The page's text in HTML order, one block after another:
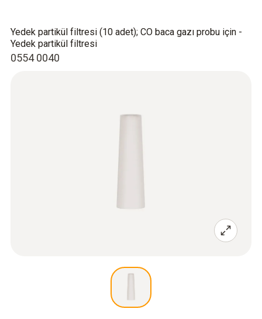
0554 0040
Yedek partikül filtresi (10 adet); CO baca gazı probu için -
Yedek partikül filtresi